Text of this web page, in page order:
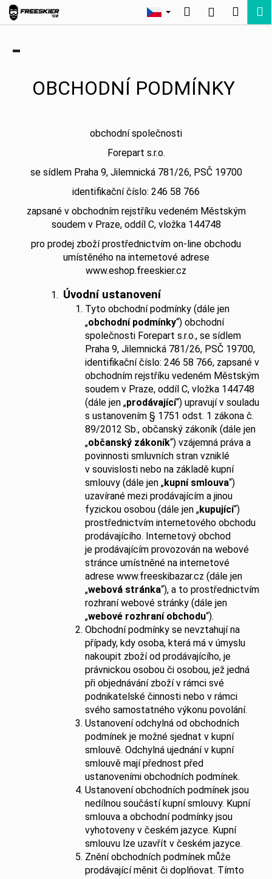
Přejít
HledatPřihlášení
-
OBCHODNÍ PODMÍNKY
obchodní společnosti
Forepart s.r.o.
se sídlem Praha 9, Jilemnická 781/26, PSČ 19700
identifikační číslo: 246 58 766
zapsané v obchodním rejstříku vedeném Městským
soudem v Praze, oddíl C, vložka 144748
pro prodej zboží prostřednictvím on-line obchodu
umístěného na internetové adrese
www.eshop.freeskier.cz
Úvodní ustanovení
Tyto obchodní podmínky (dále jen
„obchodní podmínky“) obchodní
společnosti Forepart s.r.o., se sídlem
Praha 9, Jilemnická 781/26, PSČ 19700,
identifikační číslo: 246 58 766, zapsané v
obchodním rejstříku vedeném Městským
soudem v Praze, oddíl C, vložka 144748
(dále jen „prodávající“) upravují v souladu
s ustanovením § 1751 odst. 1 zákona č.
89/2012 Sb., občanský zákoník (dále jen
„občanský zákoník“) vzájemná práva a
povinnosti smluvních stran vzniklé
v souvislosti nebo na základě kupní
smlouvy (dále jen „kupní smlouva“)
uzavírané mezi prodávajícím a jinou
fyzickou osobou (dále jen „kupující“)
prostřednictvím internetového obchodu
prodávajícího. Internetový obchod
je prodávajícím provozován na webové
stránce umístněné na internetové
adrese www.freeskibazar.cz (dále jen
„webová stránka“), a to prostřednictvím
rozhraní webové stránky (dále jen
„webové rozhraní obchodu“).
Obchodní podmínky se nevztahují na
případy, kdy osoba, která má v úmyslu
nakoupit zboží od prodávajícího, je
právnickou osobou či osobou, jež jedná
při objednávání zboží v rámci své
podnikatelské činnosti nebo v rámci
svého samostatného výkonu povolání.
Ustanovení odchylná od obchodních
podmínek je možné sjednat v kupní
smlouvě. Odchylná ujednání v kupní
smlouvě mají přednost před
ustanoveními obchodních podmínek.
Ustanovení obchodních podmínek jsou
nedílnou součástí kupní smlouvy. Kupní
smlouva a obchodní podmínky jsou
vyhotoveny v českém jazyce. Kupní
smlouvu lze uzavřít v českém jazyce.
Znění obchodních podmínek může
prodávající měnit či doplňovat. Tímto
K
o
Zpět
Zpět
HLEDAT